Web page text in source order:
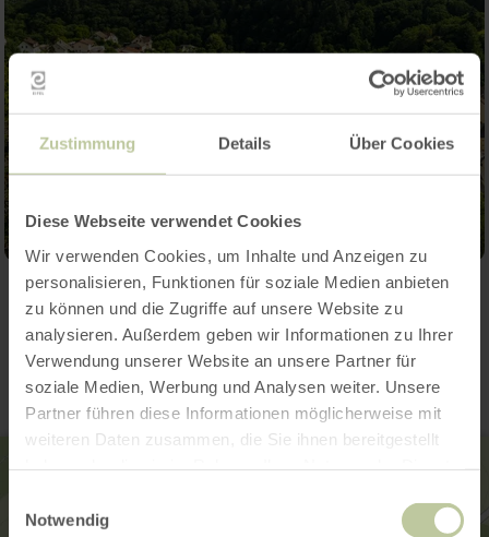
Zustimmung Details Über Cookies
Diese Webseite verwendet Cookies
Wir verwenden Cookies, um Inhalte und Anzeigen zu
personalisieren, Funktionen für soziale Medien anbieten
zu können und die Zugriffe auf unsere Website zu
analysieren. Außerdem geben wir Informationen zu Ihrer
Verwendung unserer Website an unsere Partner für
soziale Medien, Werbung und Analysen weiter. Unsere
Partner führen diese Informationen möglicherweise mit
weiteren Daten zusammen, die Sie ihnen bereitgestellt
Notwendig
Contact